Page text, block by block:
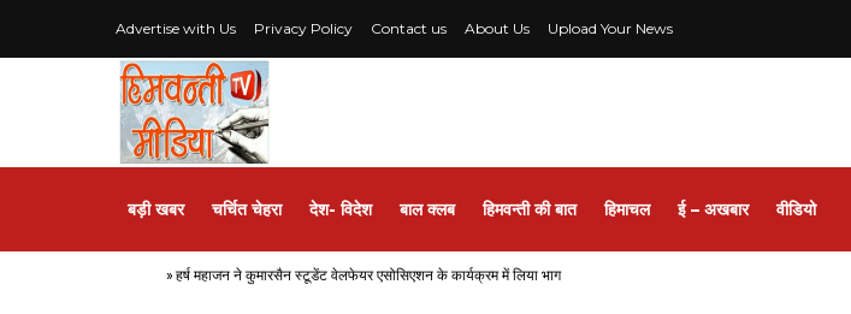
Advertise with Us Privacy Policy Contact us About Us Upload Your News
बड़ी खबर चर्चित चेहरा देश- विदेश बाल क्लब हिमवन्ती की बात हिमाचल ई – अखबार वीडियो
» हर्ष महाजन ने कुमारसैन स्टूडेंट वेलफेयर एसोसिएशन के कार्यक्रम में लिया भाग